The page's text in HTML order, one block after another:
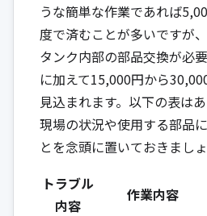
うな簡単な作業であれば
度で済むことが多いですが
タンク内部の部品交換が必
に加えて15,000円から
見込まれます。以下の表は
現場の状況や使用する部品
とを念頭に置いておきましょ
トラブル
内容
作業内容